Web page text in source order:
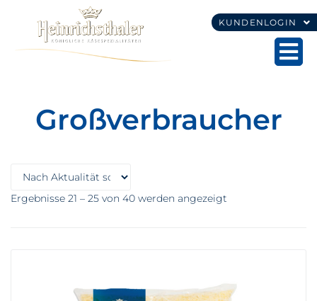
KUNDENLOGIN
Großverbraucher
Ergebnisse 21 – 25 von 40 werden angezeigt